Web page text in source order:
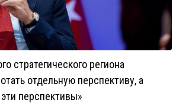
стратегического региона
отдельную перспективу, а
перспективы»